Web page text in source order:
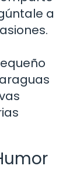
a